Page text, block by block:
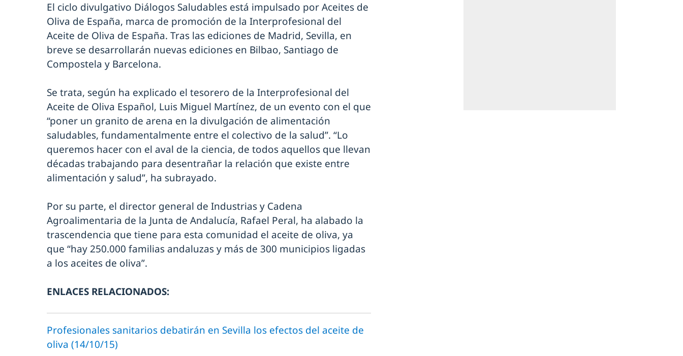
El ciclo divulgativo Diálogos Saludables está impulsado por Aceites de
Oliva de España, marca de promoción de la Interprofesional del
Aceite de Oliva de España. Tras las ediciones de Madrid, Sevilla, en
breve se desarrollarán nuevas ediciones en Bilbao, Santiago de
Compostela y Barcelona.
Se trata, según ha explicado el tesorero de la Interprofesional del
Aceite de Oliva Español, Luis Miguel Martínez, de un evento con el que
“poner un granito de arena en la divulgación de alimentación
saludables, fundamentalmente entre el colectivo de la salud”. “Lo
queremos hacer con el aval de la ciencia, de todos aquellos que llevan
décadas trabajando para desentrañar la relación que existe entre
alimentación y salud”, ha subrayado.
Por su parte, el director general de Industrias y Cadena
Agroalimentaria de la Junta de Andalucía, Rafael Peral, ha alabado la
trascendencia que tiene para esta comunidad el aceite de oliva, ya
que “hay 250.000 familias andaluzas y más de 300 municipios ligadas
a los aceites de oliva”.
ENLACES RELACIONADOS:
Profesionales sanitarios debatirán en Sevilla los efectos del aceite de
oliva (14/10/15)